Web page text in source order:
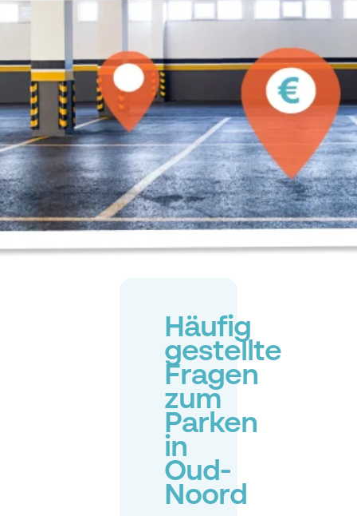
Häufig
gestellte
Fragen
zum
Parken
in
Oud-
Noord